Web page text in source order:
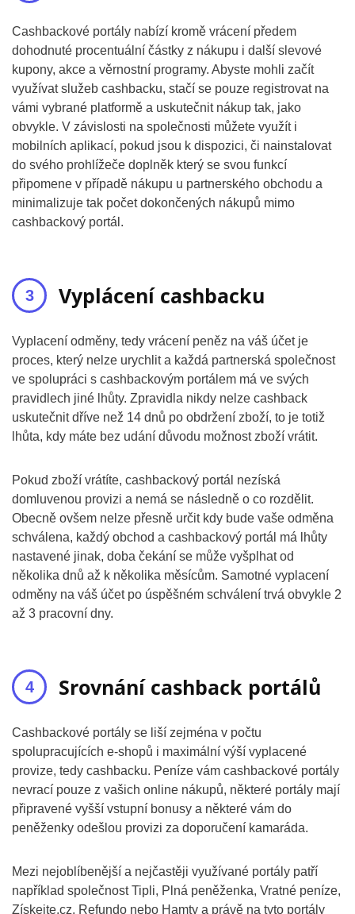
Cashbackové portály nabízí kromě vrácení předem
dohodnuté procentuální částky z nákupu i další slevové
kupony, akce a věrnostní programy. Abyste mohli začít
využívat služeb cashbacku, stačí se pouze registrovat na
vámi vybrané platformě a uskutečnit nákup tak, jako
obvykle. V závislosti na společnosti můžete využít i
mobilních aplikací, pokud jsou k dispozici, či nainstalovat
do svého prohlížeče doplněk který se svou funkcí
připomene v případě nákupu u partnerského obchodu a
minimalizuje tak počet dokončených nákupů mimo
cashbackový portál.
Vyplácení cashbacku
Vyplacení odměny, tedy vrácení peněz na váš účet je
proces, který nelze urychlit a každá partnerská společnost
ve spolupráci s cashbackovým portálem má ve svých
pravidlech jiné lhůty. Zpravidla nikdy nelze cashback
uskutečnit dříve než 14 dnů po obdržení zboží, to je totiž
lhůta, kdy máte bez udání důvodu možnost zboží vrátit.
Pokud zboží vrátíte, cashbackový portál nezíská
domluvenou provizi a nemá se následně o co rozdělit.
Obecně ovšem nelze přesně určit kdy bude vaše odměna
schválena, každý obchod a cashbackový portál má lhůty
nastavené jinak, doba čekání se může vyšplhat od
několika dnů až k několika měsícům. Samotné vyplacení
odměny na váš účet po úspěšném schválení trvá obvykle 2
až 3 pracovní dny.
Srovnání cashback portálů
Cashbackové portály se liší zejména v počtu
spolupracujících e-shopů i maximální výší vyplacené
provize, tedy cashbacku. Peníze vám cashbackové portály
nevrací pouze z vašich online nákupů, některé portály mají
připravené vyšší vstupní bonusy a některé vám do
peněženky odešlou provizi za doporučení kamaráda.
Mezi nejoblíbenější a nejčastěji využívané portály patří
například společnost Tipli, Plná peněženka, Vratné peníze,
Získejte.cz, Refundo nebo Hamty a právě na tyto portály